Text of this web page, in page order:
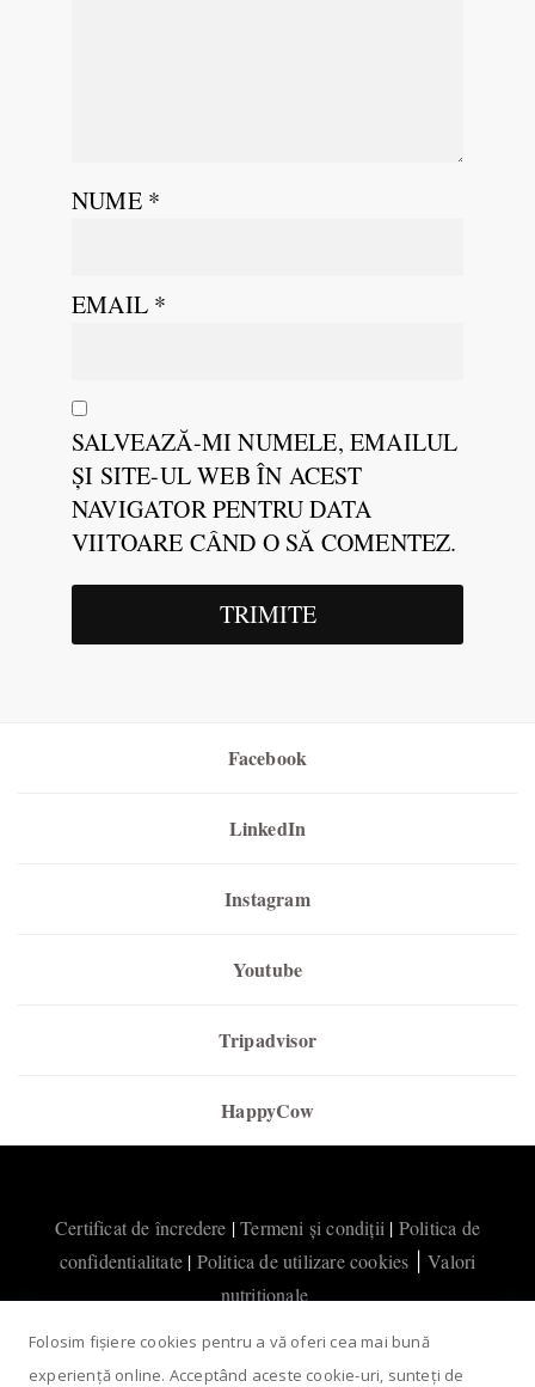
NUME *
EMAIL *
SALVEAZĂ-MI NUMELE, EMAILUL
ȘI SITE-UL WEB ÎN ACEST
NAVIGATOR PENTRU DATA
VIITOARE CÂND O SĂ COMENTEZ.
Facebook
LinkedIn
Instagram
Youtube
Tripadvisor
HappyCow
Certificat de încredere |Termeni și condiții | Politica de
confidentialitate | Politica de utilizare cookies
Valori
nutritionale
Folosim fișiere cookies pentru a vă oferi cea mai bună
experiență online. Acceptând aceste cookie-uri, sunteți de